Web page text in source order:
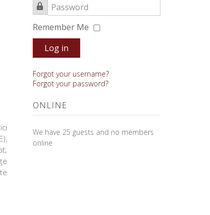
Password
Remember Me
Log in
Forgot your username?
Forgot your password?
ONLINE
We have 25 guests and no members
online